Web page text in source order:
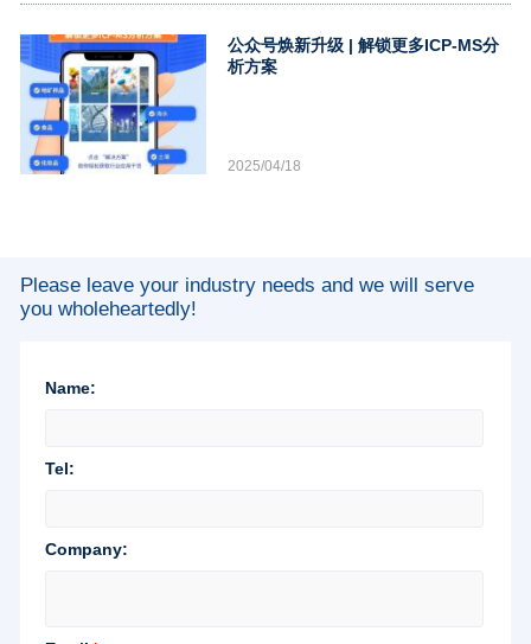
公众号焕新升级 | 解锁更多ICP-MS分
析方案
2025/04/18
Please leave your industry needs and we will serve
you wholeheartedly!